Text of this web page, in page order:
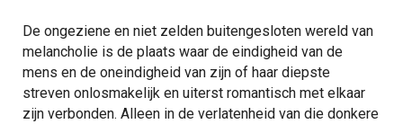
De ongeziene en niet zelden buitengesloten wereld van
melancholie is de plaats waar de eindigheid van de
mens en de oneindigheid van zijn of haar diepste
streven onlosmakelijk en uiterst romantisch met elkaar
zijn verbonden. Alleen in de verlatenheid van die donkere